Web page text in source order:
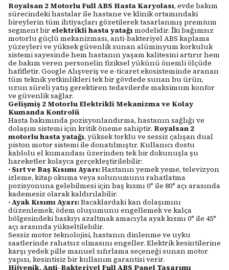
Royalsan 2 Motorlu Full ABS Hasta Karyolası, evde bakım
sürecindeki hastalar ile hastane ve klinik ortamındaki
bireylerin tüm ihtiyaçları gözetilerek tasarlanmış premium
segment bir elektrikli hasta yatağımodelidir. İki bağımsız
motorlu güçlü mekanizması, anti-bakteriyel ABS kaplama
yüzeyleri ve yüksek güvenlik sunan alüminyum korkuluk
sistemi sayesinde hem hastanın yaşam kalitesini artırır hem
de bakım veren personelin fiziksel yükünü önemli ölçüde
hafifletir. Google Alışveriş ve e-ticaret ekosisteminde aranan
tüm teknik yetkinlikleri tek bir gövdede sunan bu ürün,
uzun süreli yatış gerektiren tedavilerde maksimum konfor
ve güvenlik sağlar.
Gelişmiş 2 Motorlu Elektrikli Mekanizma ve Kolay
Kumanda Kontrolü
Hasta bakımında pozisyonlandırma, hastanın sağlığı ve
dolaşım sistemi için kritik öneme sahiptir. Royalsan 2
motorlu hasta yatağı, yüksek torklu ve sessiz çalışan dual
piston motor sistemi ile donatılmıştır. Kullanıcı dostu
kablolu el kumandası üzerinden tek bir dokunuşla şu
hareketler kolayca gerçekleştirilebilir:
· Sırt ve Baş Kısımı Ayarı:Hastanın yemek yeme, televizyon
izleme, kitap okuma veya solunumunu rahatlatma
pozisyonuna gelebilmesi için baş kısmı 0° ile 80° açı arasında
kademesiz olarak kaldırılabilir.
·Ayak Kısımı Ayarı:Bacaklardaki kan dolaşımını
düzenlemek, ödem oluşumunu engellemek ve kalça
bölgesindeki baskıyı azaltmak amacıyla ayak kısmı 0° ile 45°
açı arasında yükseltilebilir.
Sessiz motor teknolojisi, hastanın dinlenme ve uyku
saatlerinde rahatsız olmasını engeller. Elektrik kesintilerine
karşı yedek pille manuel sıfırlama seçeneği sunan motor
yapısı, kesintisiz bir kullanım garantisi verir.
Hijyenik, Anti-Bakteriyel Full ABS Panel Tasarımı